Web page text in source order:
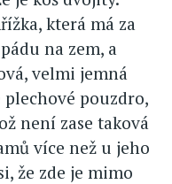
která má za
na zem, a
velmi jemná
plechové pouzdro,
není zase taková
více než u jeho
že zde je mimo